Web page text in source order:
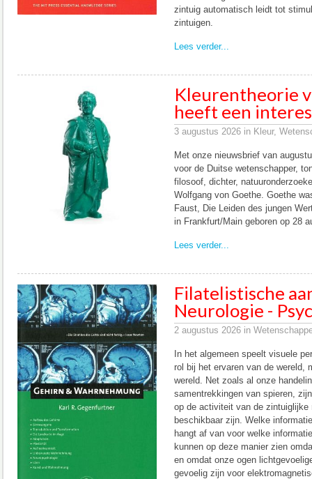
zintuig automatisch leidt tot
zintuigen.
Lees verder...
Kleurentheorie
heeft een
3 augustus 2026 in Kleur,
Met onze nieuwsbrief van
voor de Duitse wetenschapper,
filosoof, dichter,
Wolfgang von Goethe. Goethe
Faust, Die Leiden des jungen
in Frankfurt/Main geboren op 28
Lees verder...
Filatelistische
Neurologie -
2 augustus 2026 in
In het algemeen speelt visuele
rol bij het ervaren van de wereld,
wereld. Net zoals al onze
samentrekkingen van spieren,
op de activiteit van de zintuiglijke
beschikbaar zijn. Welke
hangt af van voor welke
kunnen op deze manier zien
en omdat onze ogen
gevoelig zijn voor